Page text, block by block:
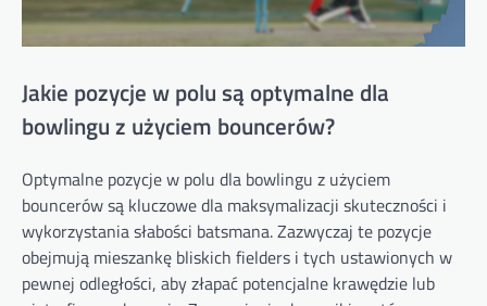
Jakie pozycje w polu są optymalne dla
bowlingu z użyciem bouncerów?
Optymalne pozycje w polu dla bowlingu z użyciem
bouncerów są kluczowe dla maksymalizacji skuteczności i
wykorzystania słabości batsmana. Zazwyczaj te pozycje
obejmują mieszankę bliskich fielders i tych ustawionych w
pewnej odległości, aby złapać potencjalne krawędzie lub